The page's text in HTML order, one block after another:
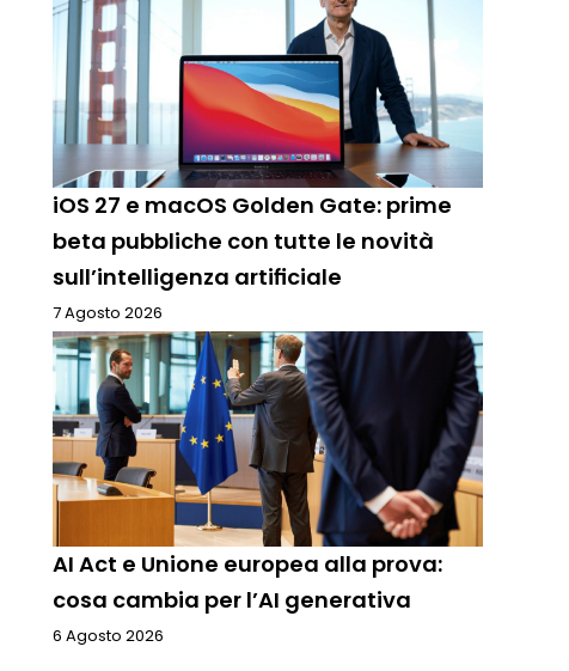
iOS 27 e macOS Golden Gate: prime
beta pubbliche con tutte le novità
sull’intelligenza artificiale
7 Agosto 2026
AI Act e Unione europea alla prova:
cosa cambia per l’AI generativa
6 Agosto 2026